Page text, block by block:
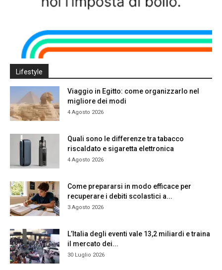
Lifestyle
Viaggio in Egitto: come organizzarlo nel
migliore dei modi
4 Agosto 2026
Quali sono le differenze tra tabacco
riscaldato e sigaretta elettronica
4 Agosto 2026
Come prepararsi in modo efficace per
recuperare i debiti scolastici a...
3 Agosto 2026
L’Italia degli eventi vale 13,2 miliardi e traina
il mercato dei...
30 Luglio 2026